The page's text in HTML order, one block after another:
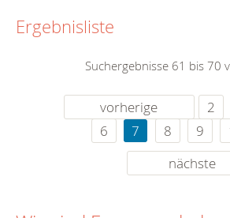
Ergebnisliste
Suchergebnisse 61 bis 70
vorherige 2
6
7 8 9
nächste